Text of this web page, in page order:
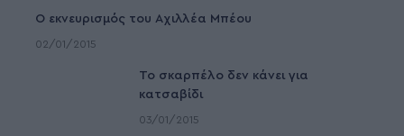
Ο εκνευρισμός του Αχιλλέα Μπέου
02/01/2015
To σκαρπέλο δεν κάνει για
κατσαβίδι
03/01/2015